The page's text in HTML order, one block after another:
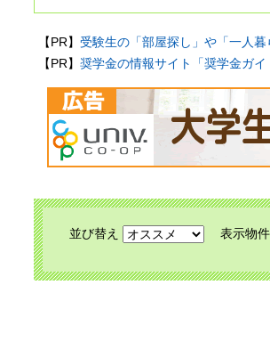
【PR】 受験生の「部屋探し」や「一人
【PR】 奨学金の情報サイト「奨学金ガ
並び替え 表示物件